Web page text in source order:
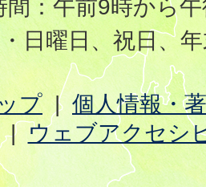
間：午前9時から
日曜日、祝日、
プ
個人情報・
ウェブアクセシ